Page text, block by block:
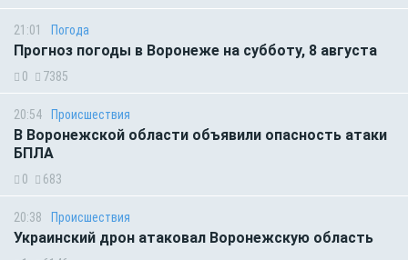
21:01 Погода
Прогноз погоды в Воронеже на субботу, 8 августа
0 7385
20:54 Происшествия
В Воронежской области объявили опасность атаки
БПЛА
0 683
20:38 Происшествия
Украинский дрон атаковал Воронежскую область